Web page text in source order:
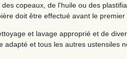
copeaux, de l'huile ou des
doit être effectué avant le
et lavage approprié et de
et tous les autres ustensiles